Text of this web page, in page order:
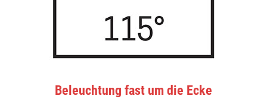
Beleuchtung fast um die Ecke